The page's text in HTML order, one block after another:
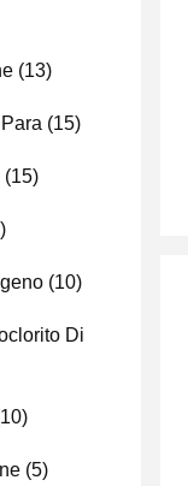
(13)
(15)
(15)
(10)
Di
(5)